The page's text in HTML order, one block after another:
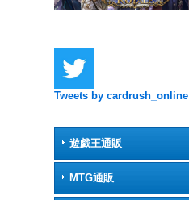
Tweets by cardrush_online
遊戯王通販
MTG通販